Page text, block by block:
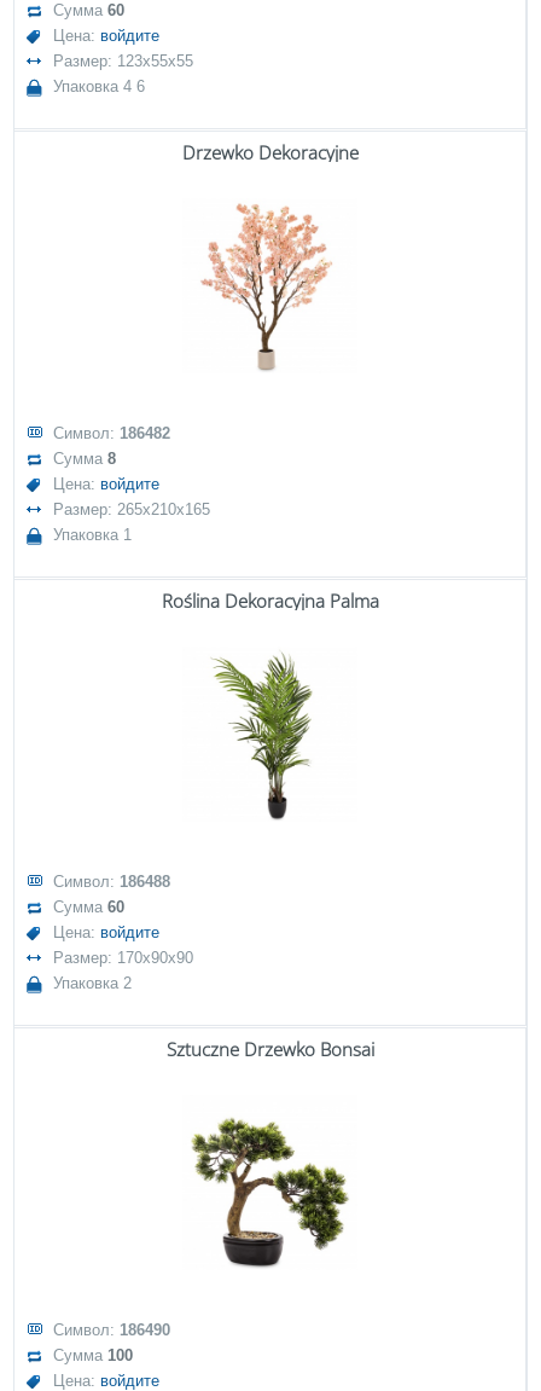
Сумма60
Цена: войдите
Размер: 123x55x55
Упаковка 4 6
Drzewko Dekoracyjne
Символ: 186482
Сумма8
Цена: войдите
Размер: 265x210x165
Упаковка 1
Roślina Dekoracyjna Palma
Символ: 186488
Сумма60
Цена: войдите
Размер: 170x90x90
Упаковка 2
Sztuczne Drzewko Bonsai
Символ: 186490
Сумма100
Цена: войдите